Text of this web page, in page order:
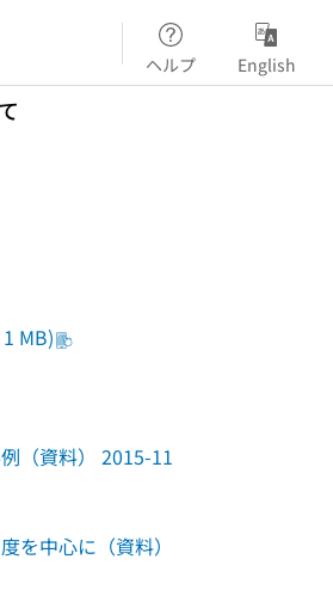
ヘルプ English
MB)
（資料） 2015-11
を中心に（資料）